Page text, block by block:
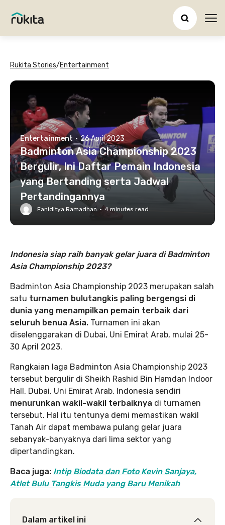
Rukita Stories/Entertainment
Entertainment · 26 April 2023
Badminton Asia Championship 2023
Bergulir, Ini Daftar Pemain Indonesia
yang Bertanding serta Jadwal
Pertandingannya
Faniditya Ramadhan · 4 minutes read
Indonesia siap raih banyak gelar juara di Badminton
Asia Championship 2023?
Badminton Asia Championship 2023 merupakan salah
satu turnamen bulutangkis paling bergengsi di
dunia yang menampilkan pemain terbaik dari
seluruh benua Asia. Turnamen ini akan
diselenggarakan di Dubai, Uni Emirat Arab, mulai 25-
30 April 2023.
Rangkaian laga Badminton Asia Championship 2023
tersebut bergulir di Sheikh Rashid Bin Hamdan Indoor
Hall, Dubai, Uni Emirat Arab. Indonesia sendiri
menurunkan wakil-wakil terbaiknya di turnamen
tersebut. Hal itu tentunya demi memastikan wakil
Tanah Air dapat membawa pulang gelar juara
sebanyak-banyaknya dari lima sektor yang
dipertandingkan.
Baca juga: Intip Biodata dan Foto Kevin Sanjaya,
Atlet Bulu Tangkis Muda yang Baru Menikah
Dalam artikel ini